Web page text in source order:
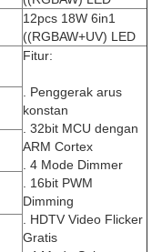
12pcs 18W 6in1
((RGBAW+UV) LED
Fitur:
. Penggerak arus
konstan
. 32bit MCU dengan
ARM Cortex
. 4 Mode Dimmer
. 16bit PWM
Dimming
. HDTV Video Flicker
Gratis